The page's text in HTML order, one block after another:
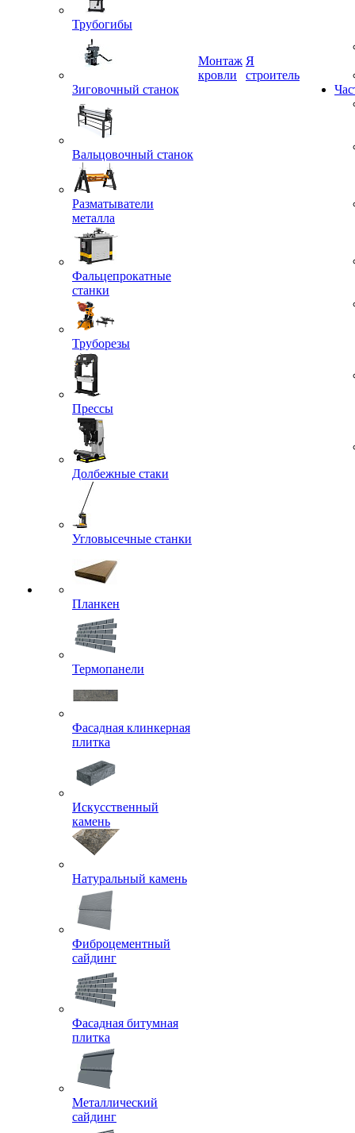
Трубогибы
Зиговочный станок
Вальцовочный станок
Разматыватели
металла
Фальцепрокатные
станки
Труборезы
Прессы
Долбежные стаки
Угловысечные станки
Планкен
Термопанели
Фасадная клинкерная
плитка
Искусственный
камень
Натуральный камень
Фиброцементный
сайдинг
Фасадная битумная
плитка
Металлический
сайдинг
Монтаж
Я